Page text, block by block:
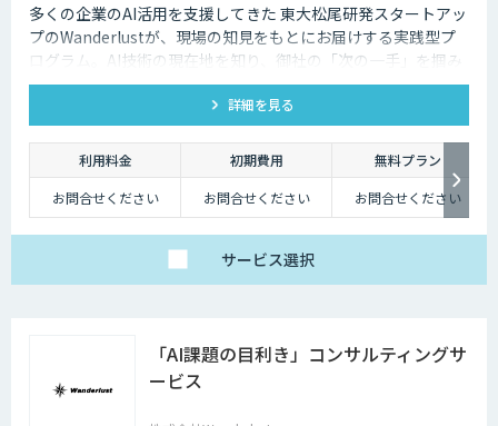
多くの企業のAI活用を支援してきた 東大松尾研発スタートアッ
プのWanderlustが、現場の知見をもとにお届けする実践型プ
ログラム。AI技術の現在地を知り、御社の「次の一手」を掴み
ます。
詳細を見る
利用料金 初期費用
無料プラン
お問合せください
お問合せください お問合せください
サービス選択
「AI課題の⽬利き」コンサルティングサ
ービス